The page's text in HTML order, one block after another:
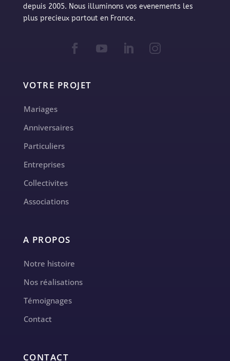
depuis 2005. Nous illuminons vos evenements les
plus precieux partout en France.
VOTRE PROJET
Mariages
Anniversaires
Particuliers
Entreprises
Collectivites
Associations
A PROPOS
Notre histoire
Nos réalisations
Témoignages
Contact
CONTACT